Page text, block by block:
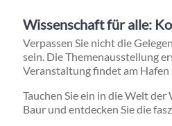
Wissenschaft für alle:
Verpassen Sie nicht die
sein. Die Themenausstellung
Veranstaltung findet am
Tauchen Sie ein in die Welt
Baur und entdecken Sie die